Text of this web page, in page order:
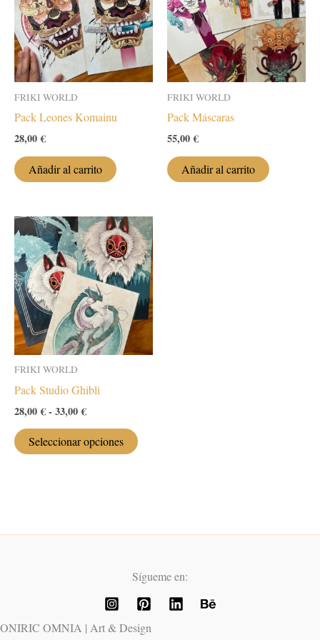
se
pueden
en
producto
FRIKI WORLD
Pack Leones Komainu
28,00€
Añadir al carrito
FRIKI WORLD
Pack Máscaras
55,00€
Añadir al carrito
FRIKI WORLD
Pack Studio Ghibli
28,00€- 33,00€Rango
precios:
desde
Seleccionar opciones
producto
pueden
elegir
la
Sígueme en:
ONIRIC OMNIA | Art & Design